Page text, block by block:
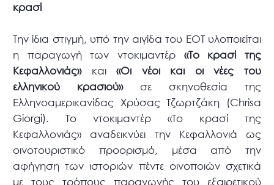
κρασί
Την ίδια στιγμή, υπό την αιγίδα του ΕΟΤ υλοποιείται
η παραγωγή των ντοκιμαντέρ «Το κρασί της
Κεφαλλονιάς» και«Οι νέοι και οι νέες του
ελληνικού κρασιού»σε σκηνοθεσία της
Ελληνοαμερικανίδας Χρύσας Τζωρτζάκη (Chrisa
Giorgi). Το ντοκιμαντέρ «Το κρασί της
Κεφαλλονιάς» αναδεικνύει την Κεφαλλονιά ως
οινοτουριστικό προορισμό, μέσα από την
αφήγηση των ιστοριών πέντε οινοποιών σχετικά
με τους τρόπους παραγωγής του εξαιρετικού